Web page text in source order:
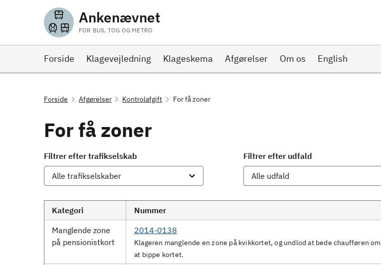
Ankenævnet
FOR BUS, TOG OG METRO
Forside Klagevejledning Klageskema Afgørelser Om os English
Forside Afgørelser Kontrolafgift For få zoner
For få zoner
Filtrer efter trafikselskab Filtrer efter udfald
Kategori Nummer
Manglende zone
på pensionistkort
2014-0138
Klageren manglende en zone på kvikkortet, og undlod at bede chaufføren om
at bippe kortet.